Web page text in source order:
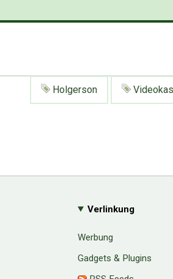
Holgerson
Verlinkung
Werbung
Gadgets & Plugins